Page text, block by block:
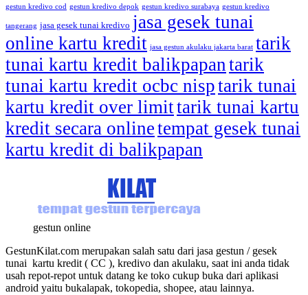
gestun kredivo cod gestun kredivo depok gestun kredivo surabaya gestun kredivo
tangerang jasa gesek tunai kredivo jasa gesek tunai
online kartu kredit jasa gestun akulaku jakarta barat tarik
tunai kartu kredit balikpapantarik
tunai kartu kredit ocbc nisptarik tunai
kartu kredit over limittarik tunai kartu
kredit secara onlinetempat gesek tunai
kartu kredit di balikpapan
gestun online
GestunKilat.com merupakan salah satu dari jasa gestun / gesek
tunai kartu kredit ( CC ), kredivo dan akulaku, saat ini anda tidak
usah repot-repot untuk datang ke toko cukup buka dari aplikasi
android yaitu bukalapak, tokopedia, shopee, atau lainnya.